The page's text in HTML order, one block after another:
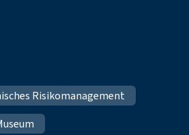
Risikomanagement